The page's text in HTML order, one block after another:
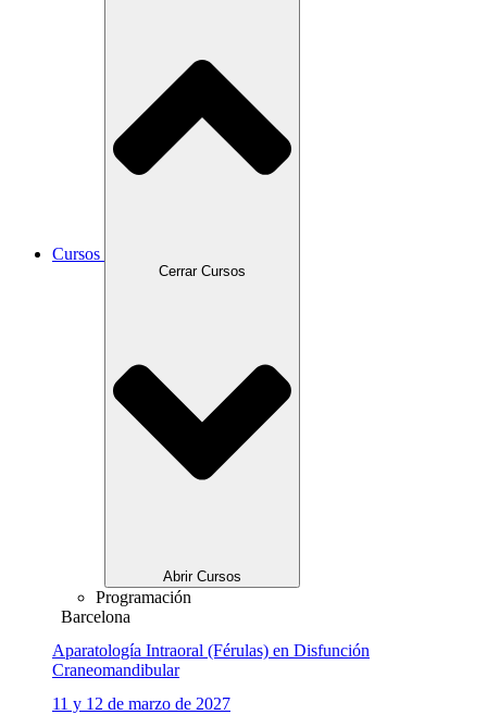
Cursos
Cerrar Cursos
Abrir Cursos
Programación
Barcelona
Aparatología Intraoral (Férulas) en Disfunción
Craneomandibular
11 y 12 de marzo de 2027